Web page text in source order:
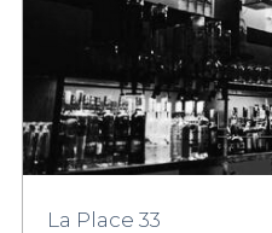
La Place 33